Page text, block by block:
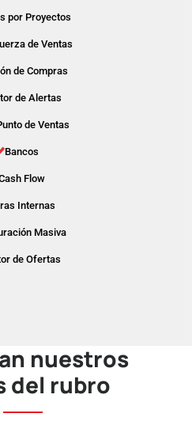
por Proyectos
de Ventas
de Compras
de Alertas
de Ventas
Bancos
Flow
Internas
Masiva
de Ofertas
nuestros
del rubro